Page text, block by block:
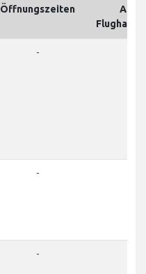
Öffnungszeiten
Auf
-
-
-